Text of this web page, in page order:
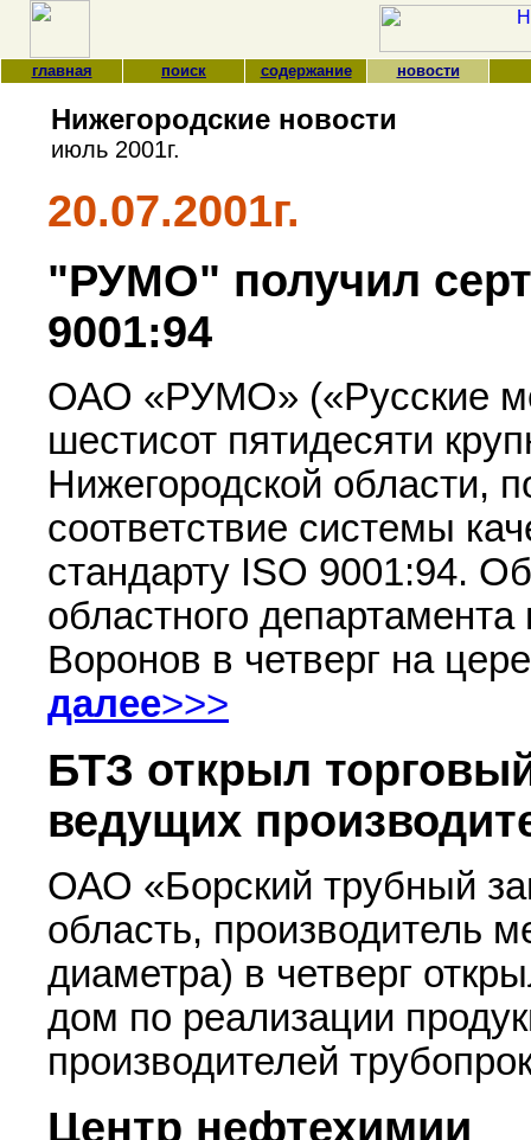
главная поиск содержание новости
Нижегородские новости
июль 2001г.
20.07.2001г.
"РУМО" получил
9001:94
ОАО «РУМО» («Русские
шестисот пятидесяти
Нижегородской области,
соответствие системы
стандарту ISО 9001:94.
областного
Воронов в четверг на
далее>>>
БТЗ открыл
ведущих
ОАО «Борский трубный
область, производитель
диаметра) в четверг
дом по реализации
производителей
Центр нефтехимии